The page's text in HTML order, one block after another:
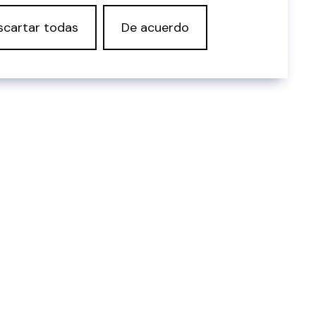
todas De acuerdo